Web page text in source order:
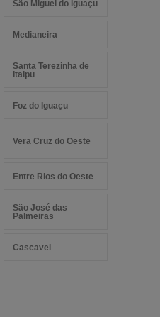
São Miguel do Iguaçu
Medianeira
Santa Terezinha de
Itaipu
Foz do Iguaçu
Vera Cruz do Oeste
Entre Rios do Oeste
São José das
Palmeiras
Cascavel